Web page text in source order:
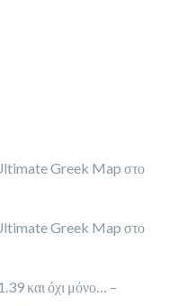
Greek Map στο
Greek Map στο
και όχι μόνο… –